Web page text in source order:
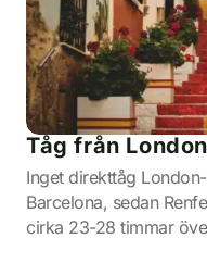
Tåg från
Inget direkttåg
Barcelona, sedan
cirka 23-28 timmar